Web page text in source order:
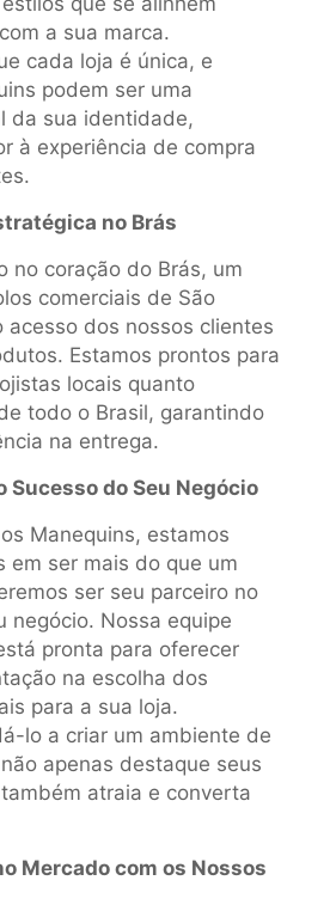
a sua marca.
cada loja é única, e
podem ser uma
da sua identidade,
à experiência de compra
no Brás
no coração do Brás, um
comerciais de São
acesso dos nossos clientes
Estamos prontos para
locais quanto
todo o Brasil, garantindo
na entrega.
Sucesso do Seu Negócio
Manequins, estamos
em ser mais do que um
ser seu parceiro no
negócio. Nossa equipe
pronta para oferecer
na escolha dos
para a sua loja.
lo a criar um ambiente de
apenas destaque seus
atraia e converta
Mercado com os Nossos